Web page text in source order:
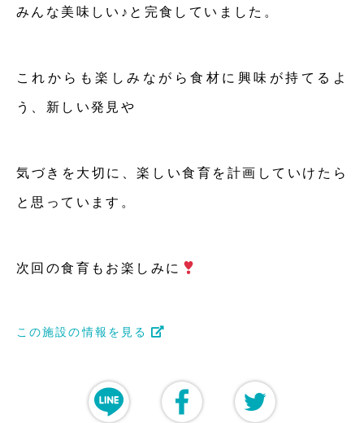
みんな美味しい♪と完食していました。
これからも楽しみながら食材に興味が持てるよ
う、新しい発見や
気づきを大切に、楽しい食育を計画していけたら
と思っています。
次回の食育もお楽しみに
この施設の情報を見る